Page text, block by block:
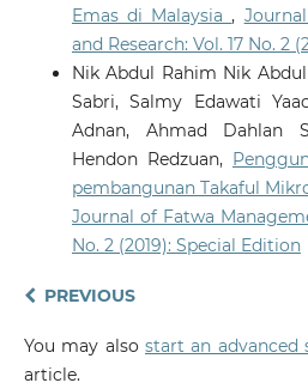
Emas di Malaysia,
and Research: Vol. 17 No. 2
Nik Abdul Rahim Nik
Sabri, Salmy Edawati
Adnan, Ahmad Dahlan
Hendon Redzuan,
pembangunan Takaful
Journal of Fatwa
No. 2 (2019): Special Edition
PREVIOUS
You may also start an advanced
article.